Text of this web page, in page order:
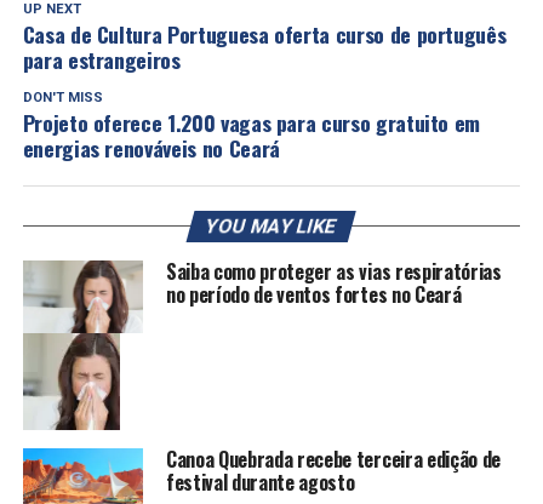
UP NEXT
Casa de Cultura Portuguesa oferta curso de português
para estrangeiros
DON'T MISS
Projeto oferece 1.200 vagas para curso gratuito em
energias renováveis no Ceará
YOU MAY LIKE
Saiba como proteger as vias respiratórias
no período de ventos fortes no Ceará
Canoa Quebrada recebe terceira edição de
festival durante agosto